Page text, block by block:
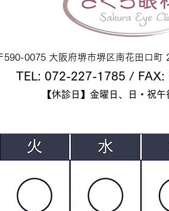
590-0075 大阪府堺市堺区南花田口
TEL: 072-227-1785 /
【休診日】金曜日、日・祝